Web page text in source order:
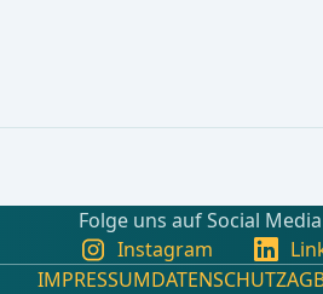
Folge uns auf Social
Instagram
IMPRESSUMDATENSCHUTZ